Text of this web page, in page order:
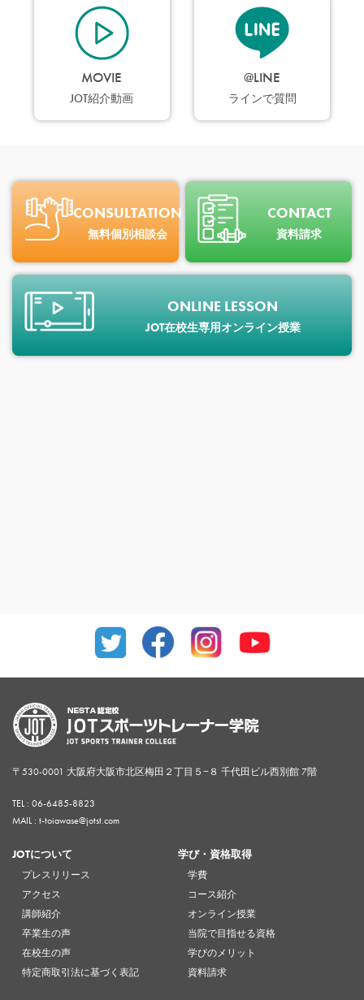
MOVIE
JOT紹介動画
@LINE
ラインで質問
CONSULTATION
無料個別相談会
CONTACT
資料請求
ONLINE LESSON
JOT在校生専用オンライン授業
〒530-0001 大阪府大阪市北区梅田２丁目５−８ 千代田ビル西別館 7階
TEL : 06-6485-8823
MAIL : t-toiawase@jotst.com
JOTについて
プレスリリース
アクセス
講師紹介
卒業生の声
在校生の声
特定商取引法に基づく表記
学び・資格取得
学費
コース紹介
オンライン授業
当院で目指せる資格
学びのメリット
資料請求